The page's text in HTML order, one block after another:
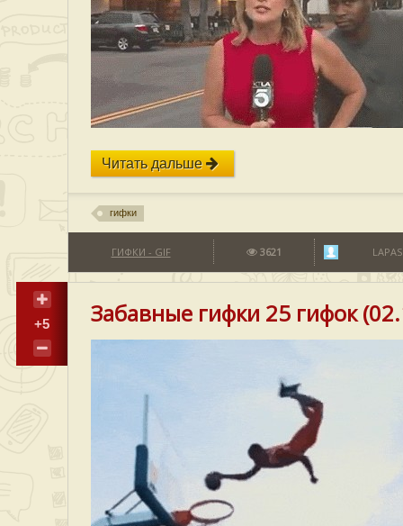
Читать дальше
гифки
ГИФКИ - GIF 3621 LAPAS
+5 Забавные гифки 25 гифок